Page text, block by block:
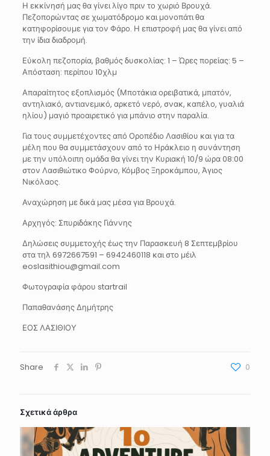
Η εκκίνησή μας θα γίνει λίγο πριν το χωριό Βρουχά.
Πεζοπορώντας σε χωματόδρομο και μονοπάτι θα
κατηφορίσουμε για τον Φάρο. Η επιστροφή μας θα γίνει από
την ίδια διαδρομή.
Εύκολη πεζοπορία, βαθμός δυσκολίας: 1 – Ώρες πορείας: 5 –
Απόσταση: περίπου 10χλμ
Απαραίτητος εξοπλισμός (Μποτάκια ορειβατικά, μπατόν,
αντηλιακό, αντιανεμικό, αρκετό νερό, σνακ, καπέλο, γυαλιά
ηλίου) μαγιό προαιρετικό για μπάνιο στην παραλία.
Για τους συμμετέχοντες από Οροπέδιο Λασιθίου και για τα
μέλη που θα συμμετάσχουν από το Ηράκλειο η συνάντηση
με την υπόλοιπη ομάδα θα γίνει την Κυριακή 10/9 ώρα 08:00
στον Λασιθιώτικο Φούρνο, Κόμβος Ξηροκάμπου, Άγιος
Νικόλαος.
Αναχώρηση με δικά μας μέσα για Βρουχά.
Αρχηγός: Σπυριδάκης Γιάννης
Δηλώσεις συμμετοχής έως την Παρασκευή 8 Σεπτεμβρίου
στα τηλ 6972667591 – 6942460118 και στο μέιλ
eoslasithiou@gmail.com
Φωτογραφία φάρου startrail
Παπαθανάσης Δημήτρης
ΕΟΣ ΛΑΣΙΘΙΟΥ
Share 0
Σχετικά άρθρα